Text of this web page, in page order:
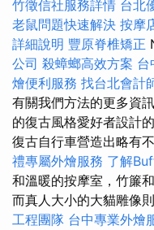
竹徵信社服務詳情 台北
老鼠問題快速解決 按摩
詳細說明 豐原脊椎矯正
公司 殺蟑螂高效方案 台
燴便利服務 找台北會計
有關我們方法的更多資
的復古風格愛好者設計
復古自行車營造出略有
禮專屬外燴服務 了解
和溫暖的按摩室，竹簾
而真人大小的大貓雕像
工程團隊 台中專業外燴